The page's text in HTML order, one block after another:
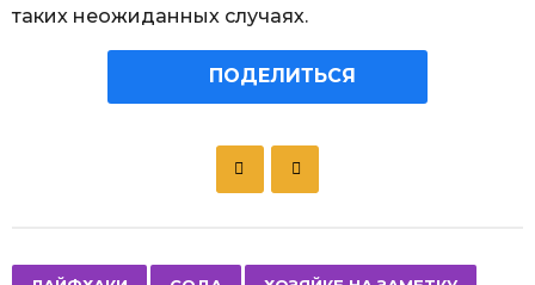
таких неожиданных случаях.
ПОДЕЛИТЬСЯ